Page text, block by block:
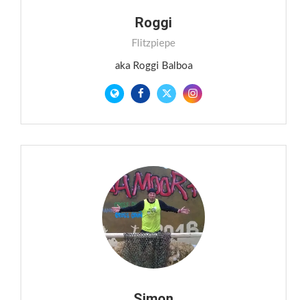
Roggi
Flitzpiepe
aka Roggi Balboa